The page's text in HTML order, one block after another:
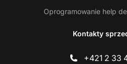
Oprogramowanie help
Kontakty
+421 2 33